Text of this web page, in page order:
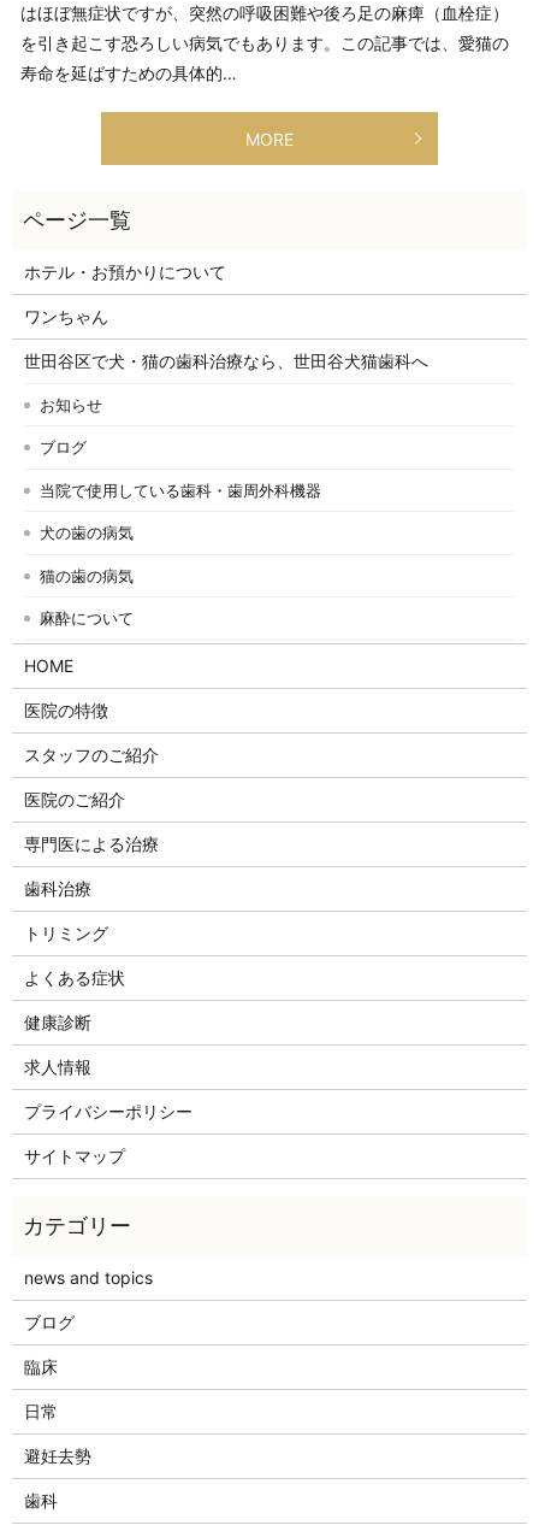
はほぼ無症状ですが、突然の呼吸困難や後ろ足の麻痺（血栓症）
を引き起こす恐ろしい病気でもあります。この記事では、愛猫の
寿命を延ばすための具体的…
MORE
ホテル・お預かりについて
ワンちゃん
世田谷区で犬・猫の歯科治療なら、世田谷犬猫歯科へ
お知らせ
ブログ
当院で使用している歯科・歯周外科機器
犬の歯の病気
猫の歯の病気
麻酔について
HOME
医院の特徴
スタッフのご紹介
医院のご紹介
専門医による治療
歯科治療
トリミング
よくある症状
健康診断
求人情報
プライバシーポリシー
サイトマップ
news and topics
ブログ
臨床
日常
避妊去勢
歯科